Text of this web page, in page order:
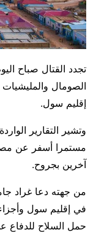
تجدد القتال صباح
الصومال
إقليم سول.
وتشير التقارير
آخرين بجروح.
من جهته دعا غراد
في إقليم سول
حمل السلاح للدفاع